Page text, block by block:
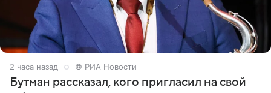
2 часа назад © РИА Новости
Бутман рассказал, кого пригласил на свой